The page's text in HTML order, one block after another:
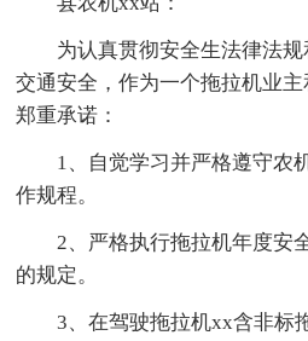
为认真贯彻安全生法律法
交通安全，作为一个拖拉机业
郑重承诺：
1、自觉学习并严格遵守农
作规程。
2、严格执行拖拉机年度安
的规定。
3、在驾驶拖拉机xx含非标